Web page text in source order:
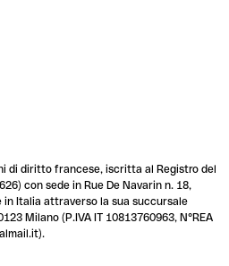
di diritto francese, iscritta al Registro del
con sede in Rue De Navarin n. 18,
in Italia attraverso la sua succursale
Milano (P.IVA IT 10813760963, N°REA